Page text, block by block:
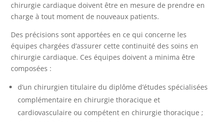
chirurgie cardiaque doivent être en mesure de prendre en
charge à tout moment de nouveaux patients.
Des précisions sont apportées en ce qui concerne les
équipes chargées d’assurer cette continuité des soins en
chirurgie cardiaque. Ces équipes doivent a minima être
composées :
d’un chirurgien titulaire du diplôme d’études spécialisées
complémentaire en chirurgie thoracique et
cardiovasculaire ou compétent en chirurgie thoracique ;